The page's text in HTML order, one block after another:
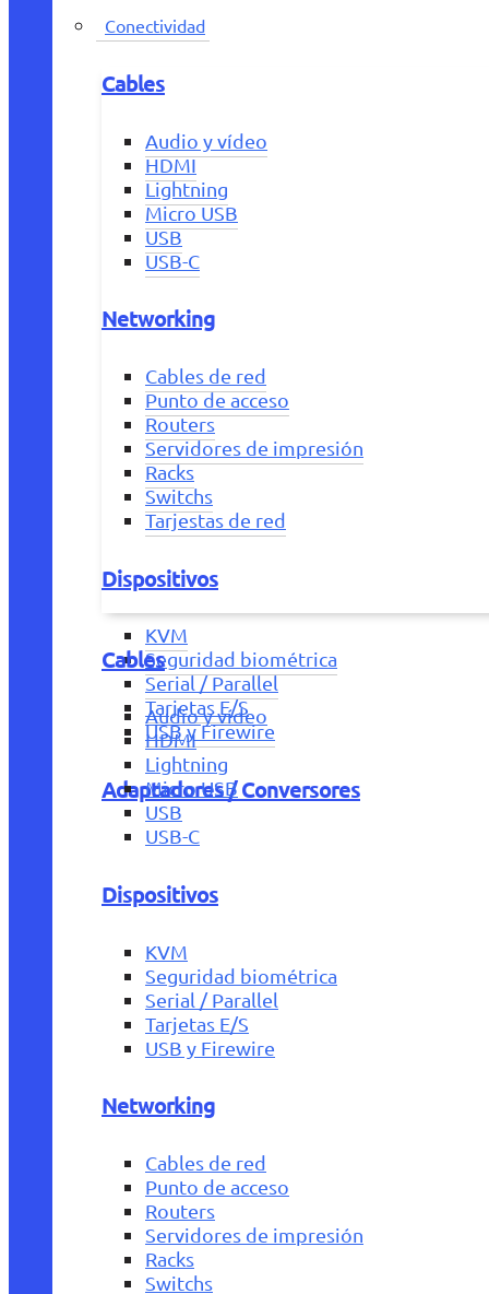
Conectividad
Cables
Audio y vídeo
HDMI
Lightning
Micro USB
USB
USB-C
Networking
Cables de red
Punto de acceso
Routers
Servidores de impresión
Racks
Switchs
Tarjestas de red
Dispositivos
KVM
Seguridad biométrica
Serial / Parallel
Tarjetas E/S
USB y Firewire
Adaptadores / Conversores
Cables
Audio y vídeo
HDMI
Lightning
Micro USB
USB
USB-C
Dispositivos
KVM
Seguridad biométrica
Serial / Parallel
Tarjetas E/S
USB y Firewire
Networking
Cables de red
Punto de acceso
Routers
Servidores de impresión
Racks
Switchs